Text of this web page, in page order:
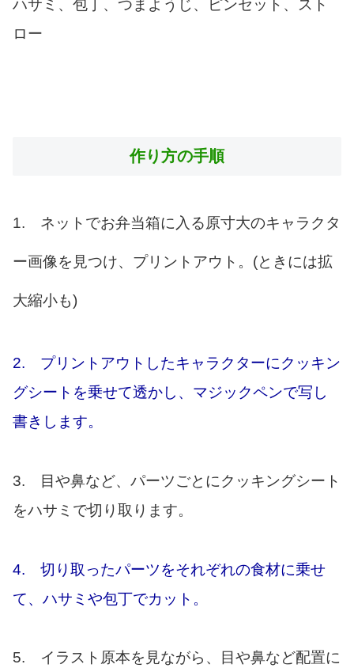
ハサミ、包丁、つまようじ、ピンセット、スト
ロー
作り方の手順
1. ネットでお弁当箱に入る原寸大のキャラクタ
ー画像を見つけ、プリントアウト。(ときには拡
大縮小も)
2. プリントアウトしたキャラクターにクッキン
グシートを乗せて透かし、マジックペンで写し
書きします。
3. 目や鼻など、パーツごとにクッキングシート
をハサミで切り取ります。
4. 切り取ったパーツをそれぞれの食材に乗せ
て、ハサミや包丁でカット。
5. イラスト原本を見ながら、目や鼻など配置に